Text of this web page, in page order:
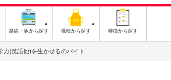
路線・駅から探す 職種から探す 特徴から探す
力(英語他)を生かせるのバイト